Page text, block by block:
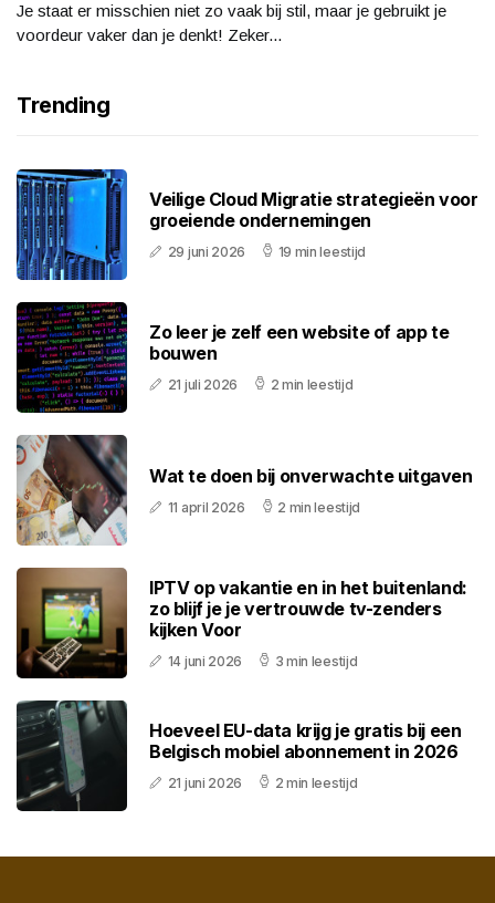
Je staat er misschien niet zo vaak bij stil, maar je gebruikt je
voordeur vaker dan je denkt! Zeker...
Trending
Veilige Cloud Migratie strategieën voor
groeiende ondernemingen
29 juni 2026 19 min leestijd
Zo leer je zelf een website of app te
bouwen
21 juli 2026 2 min leestijd
Wat te doen bij onverwachte uitgaven
11 april 2026 2 min leestijd
IPTV op vakantie en in het buitenland:
zo blijf je je vertrouwde tv-zenders
kijken Voor
14 juni 2026 3 min leestijd
Hoeveel EU-data krijg je gratis bij een
Belgisch mobiel abonnement in 2026
21 juni 2026 2 min leestijd